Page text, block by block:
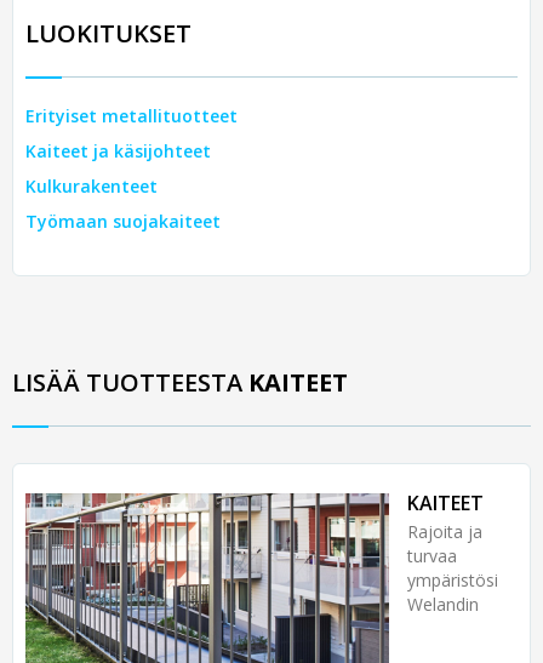
LUOKITUKSET
Erityiset metallituotteet
Kaiteet ja käsijohteet
Kulkurakenteet
Työmaan suojakaiteet
LISÄÄ TUOTTEESTA KAITEET
KAITEET
Rajoita ja
turvaa
ympäristösi
Welandin